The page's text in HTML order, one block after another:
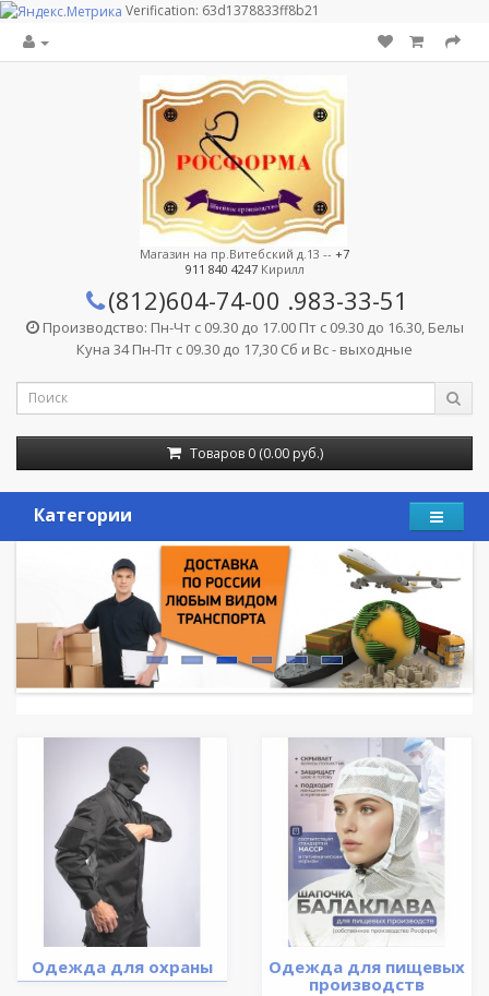
Verification: 63d1378833ff8b21
Магазин на пр.Витебский д.13 -- +7
911 840 4247Кирилл
(812)604-74-00 .983-33-51
Производство: Пн-Чт с 09.30 до 17.00 Пт с 09.30 до 16.30, Белы
Куна 34 Пн-Пт с 09.30 до 17,30 Сб и Вс - выходные
Товаров 0 (0.00 руб.)
Категории
Одежда для охраны
Одежда для пищевых
производств